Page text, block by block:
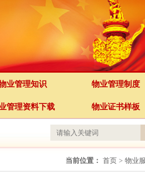
业管理知识 物业管理制度
管理资料下载 物业证书样板
当前位置： 首页 > 物业